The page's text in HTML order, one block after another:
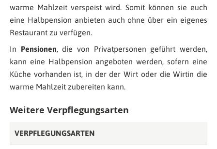
warme Mahlzeit verspeist wird. Somit können sie euch
eine Halbpension anbieten auch ohne über ein eigenes
Restaurant zu verfügen.
In Pensionen, die von Privatpersonen geführt werden,
kann eine Halbpension angeboten werden, sofern eine
Küche vorhanden ist, in der der Wirt oder die Wirtin die
warme Mahlzeit zubereiten kann.
Weitere Verpflegungsarten
VERPFLEGUNGSARTEN